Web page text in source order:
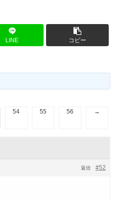
LINE コピー
54 55 56 →
#52
返信